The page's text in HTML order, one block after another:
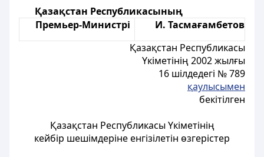
Қазақстан Республикасының
Премьер-Министрі
И. Тасмағамбетов
Қазақстан Республикасы
Үкіметінің 2002 жылғы
16 шілдедегі № 789
қаулысымен
бекітілген
Қазақстан Республикасы Yкіметінiң
кейбір шешiмдерiне енгізілетiн өзгерістер